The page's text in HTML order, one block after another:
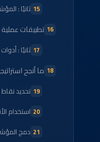
ثانيًا :
تطبيقات عملية
ثانيًا :
ما أنجح
تحديد
استخدام
دمج